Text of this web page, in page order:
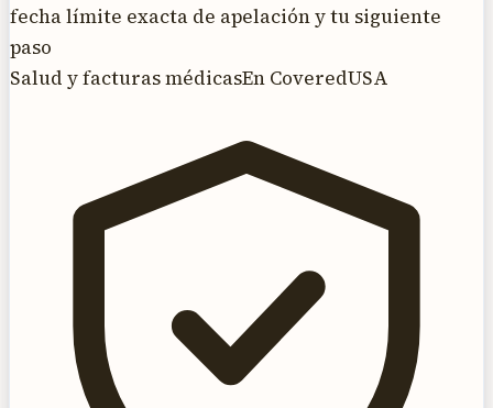
fecha límite exacta de apelación y tu siguiente
paso
Salud y facturas médicasEn CoveredUSA